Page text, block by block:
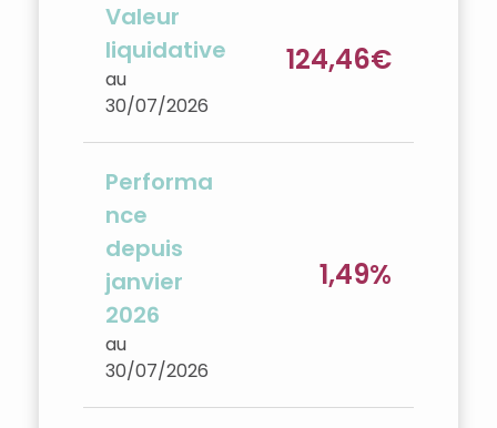
Valeur
liquidative
au
30/07/2026
124,46€
Performa
nce
depuis
janvier
2026
au
30/07/2026
1,49%